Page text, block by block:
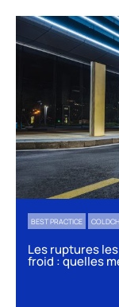
BEST PRACTICE
Les ruptures
froid : quelles